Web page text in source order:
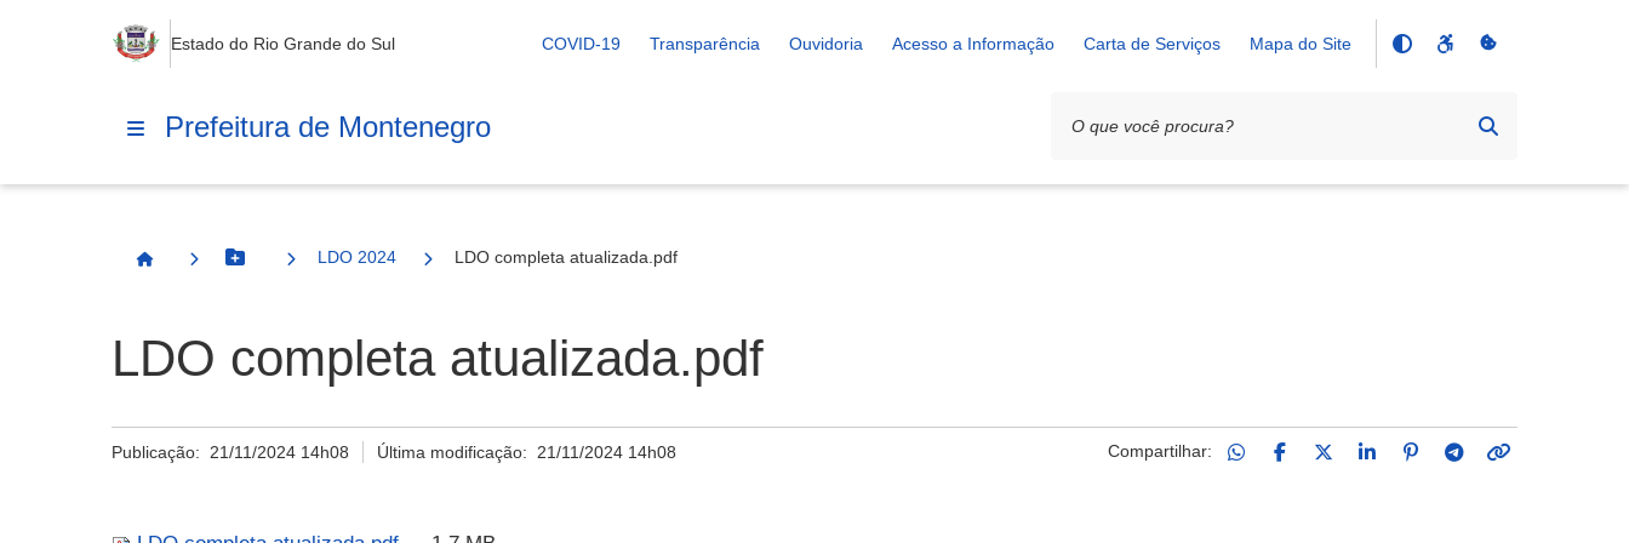
Estado do Rio Grande do Sul COVID-19 Transparência Ouvidoria Acesso a Informação Carta de Serviços Mapa do Site
Prefeitura de Montenegro
Página InicialBotão Menu
LDO 2024 LDO completa atualizada.pdf
LDO completa atualizada.pdf
Publicação: 21/11/2024 14h08 Última modificação: 21/11/2024 14h08 Compartilhar: